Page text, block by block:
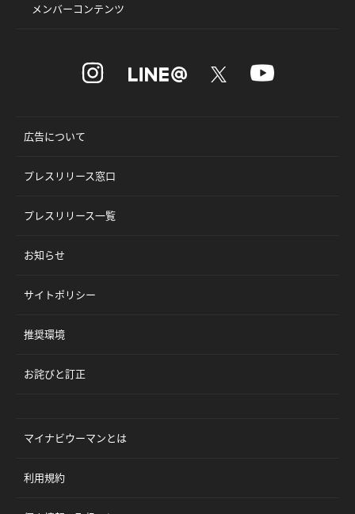
メンバーコンテンツ
広告について
プレスリリース窓口
プレスリリース一覧
お知らせ
サイトポリシー
推奨環境
お詫びと訂正
マイナビウーマンとは
利用規約